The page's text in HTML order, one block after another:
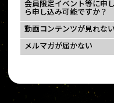
会員限定イベント等に申
ら申し込み可能ですか？
動画コンテンツが見れない
メルマガが届かない